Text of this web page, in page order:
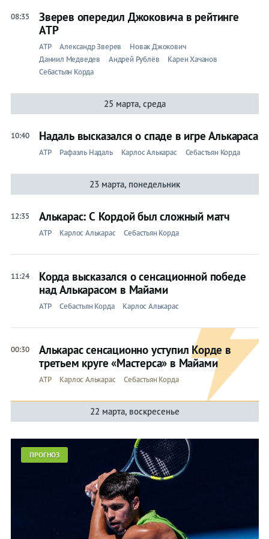
08:35
Зверев опередил Джоковича в рейтинге
ATP
ATP Александр Зверев
Новак Джокович
Даниил Медведев
Андрей Рублёв
Карен Хачанов
Себастьян Корда
25 марта, среда
10:40 Надаль высказался о спаде в игре Алькараса
ATP Рафаэль Надаль Карлос Алькарас Себастьян Корда
23 марта, понедельник
12:35 Алькарас: С Кордой был сложный матч
ATP Карлос Алькарас Себастьян Корда
11:24
Корда высказался о сенсационной победе
над Алькарасом в Майами
ATP Себастьян Корда Карлос Алькарас
00:30
Алькарас сенсационно уступил Корде в
третьем круге «Мастерса» в Майами
ATP Карлос Алькарас Себастьян Корда
22 марта, воскресенье
ПРОГНОЗ